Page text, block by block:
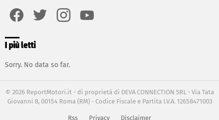
I più letti
Sorry. No data so far.
© 2026 ReportMotori.it - di proprietà di DEVA CONNECTION SRL - Via Tata
Giovanni 8, 00154 Roma (RM) - Codice Fiscale e Partita I.V.A. 12658471003
Rss Privacy Disclaimer